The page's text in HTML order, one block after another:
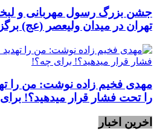
جشن بزرگ رسول مهربانی و
تهران در میدان ولیعصر (عج)
مهدی فخیم زاده نوشت: من را
را‌ تحت فشار قرار میدهید؟!
اخرین اخبار